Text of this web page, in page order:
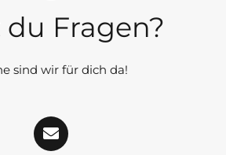
du Fragen?
sind wir für dich da!